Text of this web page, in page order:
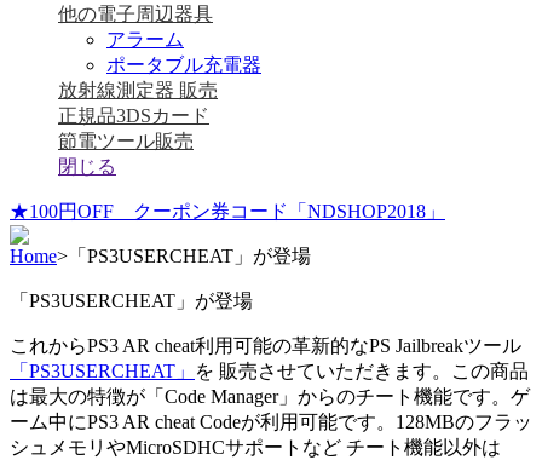
他の電子周辺器具
アラーム
ポータブル充電器
放射線測定器 販売
正規品3DSカード
節電ツール販売
閉じる
★100円OFF クーポン券コード「NDSHOP2018」
Home> 「PS3USERCHEAT」が登場
「PS3USERCHEAT」が登場
これからPS3 AR cheat利用可能の革新的なPS Jailbreakツール
「PS3USERCHEAT」
を 販売させていただきます。この商品
は最大の特徴が「Code Manager」からのチート機能です。ゲ
ーム中にPS3 AR cheat Codeが利用可能です。128MBのフラッ
シュメモリやMicroSDHCサポートなど チート機能以外は